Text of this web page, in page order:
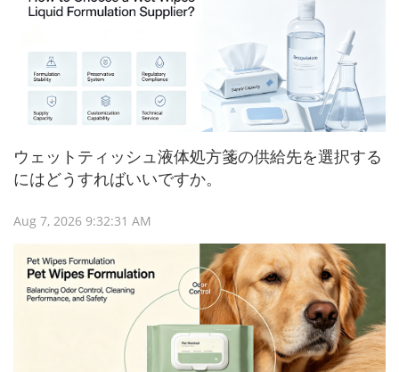
ウェットティッシュ液体処方箋の供給先を選択する
にはどうすればいいですか。
Aug 7, 2026 9:32:31 AM